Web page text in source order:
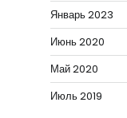
Январь 2023
Июнь 2020
Май 2020
Июль 2019